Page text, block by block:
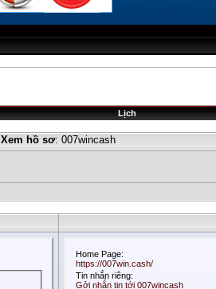
Lịch
Xem hồ sơ: 007wincash
Home Page:
https://007win.cash/
Tin nhắn riêng:
Gởi nhắn tin tới 007wincash